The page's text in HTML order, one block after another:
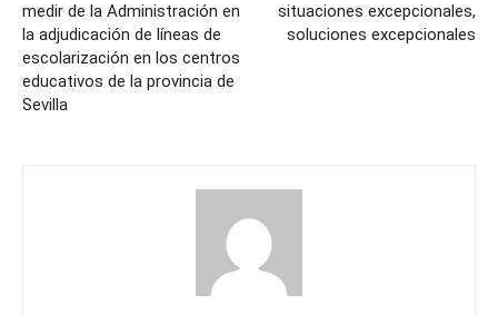
medir de la Administración en
la adjudicación de líneas de
escolarización en los centros
educativos de la provincia de
Sevilla
situaciones excepcionales,
soluciones excepcionales